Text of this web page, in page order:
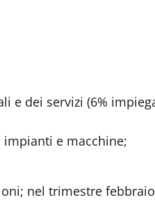
e dei servizi (6%
e macchine;
nel trimestre